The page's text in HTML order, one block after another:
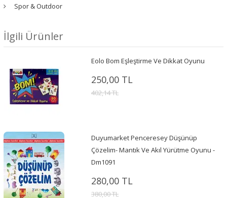
Spor & Outdoor
İlgili Ürünler
Eolo Bom Eşleştirme Ve Dikkat Oyunu
250,00 TL
402,14 TL
Duyumarket Penceresey Düşünüp
Çözelim- Mantık Ve Akıl Yürütme Oyunu -
Dm1091
280,00 TL
380,00 TL